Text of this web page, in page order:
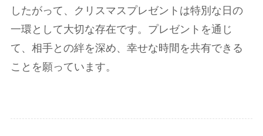
したがって、クリスマスプレゼントは特別な日の
一環として大切な存在です。プレゼントを通じ
て、相手との絆を深め、幸せな時間を共有できる
ことを願っています。